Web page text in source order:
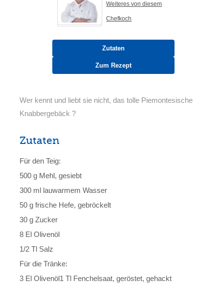
Weiteres von diesem
Chefkoch
Zutaten
Zum Rezept
Wer kennt und liebt sie nicht, das tolle Piemontesische
Knabbergebäck ?
Zutaten
Für den Teig:
500 g Mehl, gesiebt
300 ml lauwarmem Wasser
50 g frische Hefe, gebröckelt
30 g Zucker
8 El Olivenöl
1/2 Tl Salz
Für die Tränke:
3 El Olivenöl1 Tl Fenchelsaat, geröstet, gehackt